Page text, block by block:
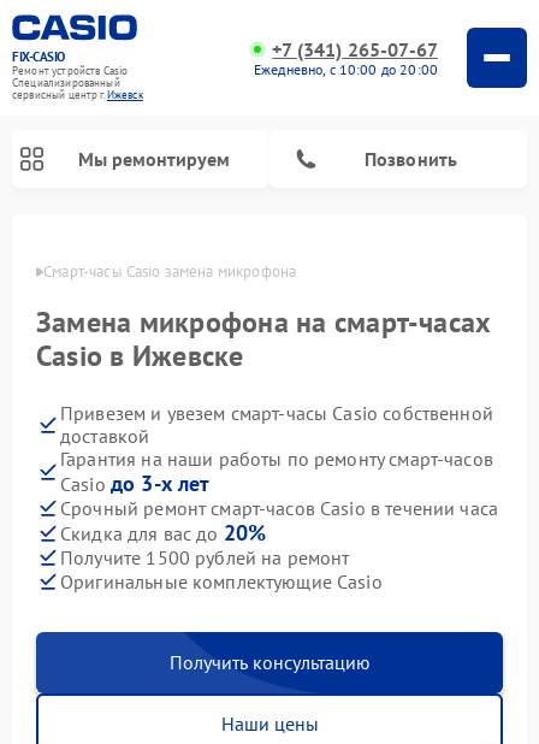
FIX-CASIO
Ремонт устройств Casio
Специализированный
cервисный центр г.Ижевск
+7 (341) 265-07-67
Ежедневно, с 10:00 до 20:00
Мы ремонтируем Позвонить
Смарт-часы Casio замена микрофона
Замена микрофона на смарт-часах
Casio в Ижевске
Привезем и увезем смарт-часы Casio собственной
доставкой
Гарантия на наши работы по ремонту смарт-часов
Casio до 3-х лет
Срочный ремонт смарт-часов Casio в течении часа
Скидка для вас до 20%
Получите 1500 рублей на ремонт
Оригинальные комплектующие Casio
Получить консультацию
Наши цены